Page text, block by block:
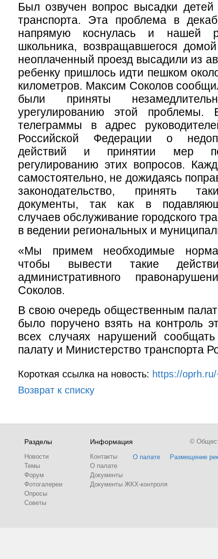
Был озвучен вопрос высадки детей
транспорта. Эта проблема в
напрямую коснулась и нашей
школьника, возвращавшегося
неоплаченный проезд высадили из
ребенку пришлось идти пешком
километров. Максим Соколов
были приняты
урегулированию этой проблемы.
телеграммы в адрес
Российской Федерации о
действий и принятии мер
регулированию этих вопросов.
самостоятельно, не дожидаясь
законодательство, принять
документы, так как в
случаев обслуживание городского
в ведении региональных и
«Мы примем необходимые
чтобы вывести такие
административного
Соколов.
В свою очередь общественным
было поручено взять на контроль
всех случаях нарушений
палату и Министерство транспорта
Короткая ссылка на новость: https://
Возврат к списку
Разделы
Новости
Темы
Форум
Фотогалереи
Опросы
Советы
Информация
Контакты
О палате
Документы
Документы ЖКХ-контроля
О палате Размещение
©